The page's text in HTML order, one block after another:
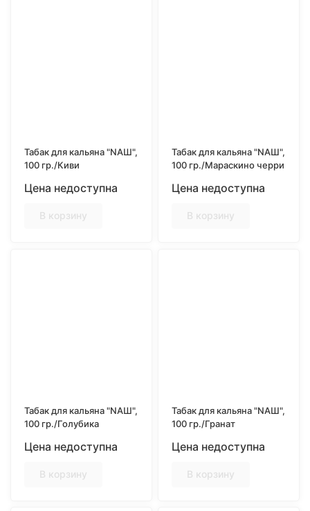
Табак для кальяна "NAШ",
100 гр./Киви
Цена недоступна
В корзину
Табак для кальяна "NAШ",
100 гр./Мараскино черри
Цена недоступна
В корзину
Табак для кальяна "NAШ",
100 гр./Голубика
Цена недоступна
В корзину
Табак для кальяна "NAШ",
100 гр./Гранат
Цена недоступна
В корзину